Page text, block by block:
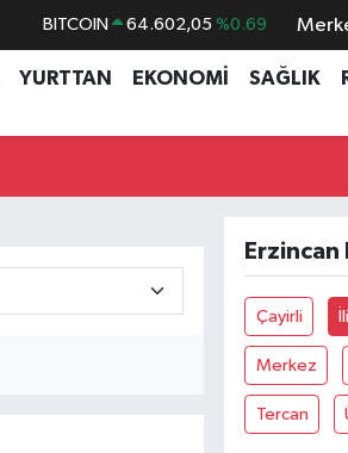
BITCOIN 64.602,05 %0.69
DOLAR 47,5986 %0.06
GRAM ALTIN 6513.94 %0.32
%48
YURTTAN EKONOMİ SAĞLIK
Çayirli
Merkez
Tercan